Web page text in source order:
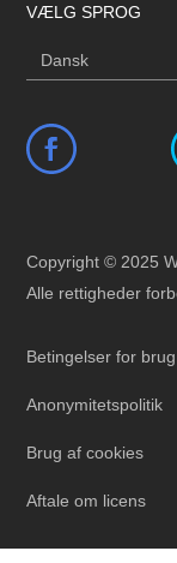
VÆLG SPROG
Copyright © 2025
Alle rettigheder
Betingelser for brug
Anonymitetspolitik
Brug af cookies
Aftale om licens